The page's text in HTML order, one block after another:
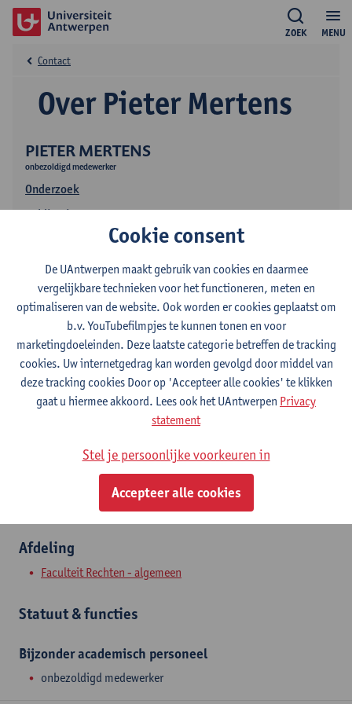
MENU
ZOEK
PIETER MERTENS
onbezoldigd medewerker
Onderzoek
Publicaties
Over Pieter Mertens
Contact
Contact
Stadscampus
Venusstraat 23
2000 Antwerpen, BEL
Afdeling
Faculteit Rechten - algemeen
Statuut & functies
Bijzonder academisch personeel
onbezoldigd medewerker
Cookie consent
De UAntwerpen maakt gebruik van cookies en daarmee
vergelijkbare technieken voor het functioneren, meten en
optimaliseren van de website. Ook worden er cookies geplaatst om
b.v. YouTubefilmpjes te kunnen tonen en voor
marketingdoeleinden. Deze laatste categorie betreffen de tracking
cookies. Uw internetgedrag kan worden gevolgd door middel van
deze tracking cookies Door op 'Accepteer alle cookies' te klikken
gaat u hiermee akkoord. Lees ook het UAntwerpen Privacy
statement
Stel je persoonlijke voorkeuren in
Accepteer alle cookies